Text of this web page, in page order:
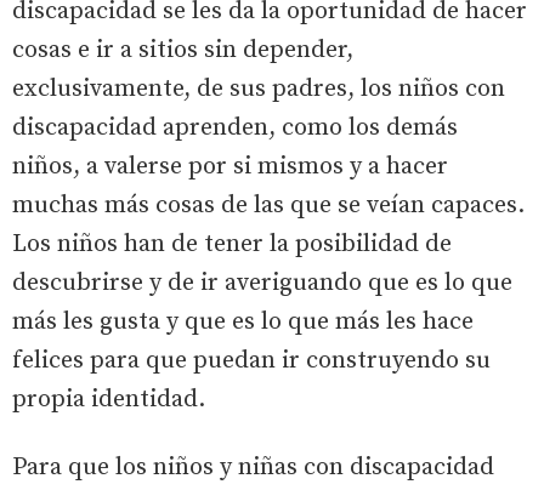
discapacidad se les da la oportunidad de hacer
cosas e ir a sitios sin depender,
exclusivamente, de sus padres, los niños con
discapacidad aprenden, como los demás
niños, a valerse por si mismos y a hacer
muchas más cosas de las que se veían capaces.
Los niños han de tener la posibilidad de
descubrirse y de ir averiguando que es lo que
más les gusta y que es lo que más les hace
felices para que puedan ir construyendo su
propia identidad.
Para que los niños y niñas con discapacidad